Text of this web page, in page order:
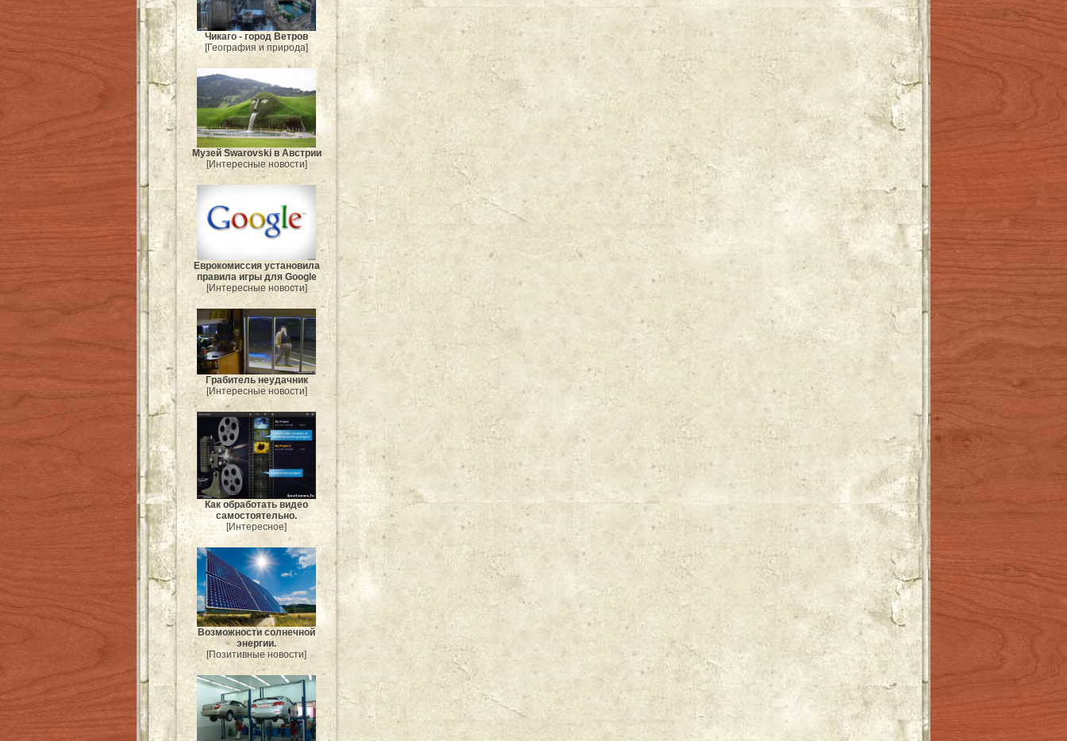
Чикаго - город Ветров
[География и природа]
Музей Swarovski в Австрии
[Интересные новости]
Еврокомиссия установила
правила игры для Google
[Интересные новости]
Грабитель неудачник
[Интересные новости]
Как обработать видео
самостоятельно.
[Интересное]
Возможности солнечной
энергии.
[Позитивные новости]